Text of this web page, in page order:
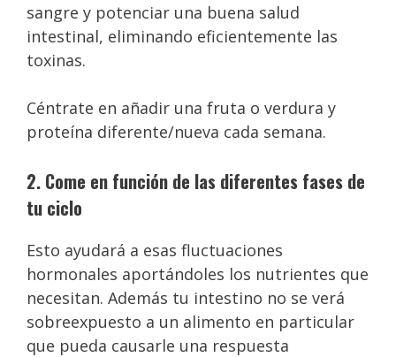
sangre y potenciar una buena salud
intestinal, eliminando eficientemente las
toxinas.
Céntrate en añadir una fruta o verdura y
proteína diferente/nueva cada semana.
2. Come en función de las diferentes fases de
tu ciclo
Esto ayudará a esas fluctuaciones
hormonales aportándoles los nutrientes que
necesitan. Además tu intestino no se verá
sobreexpuesto a un alimento en particular
que pueda causarle una respuesta